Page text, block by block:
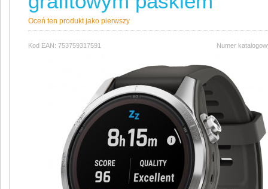
Oceń ten produkt jako pierwszy
Kod EAN: 753759317591 Numer